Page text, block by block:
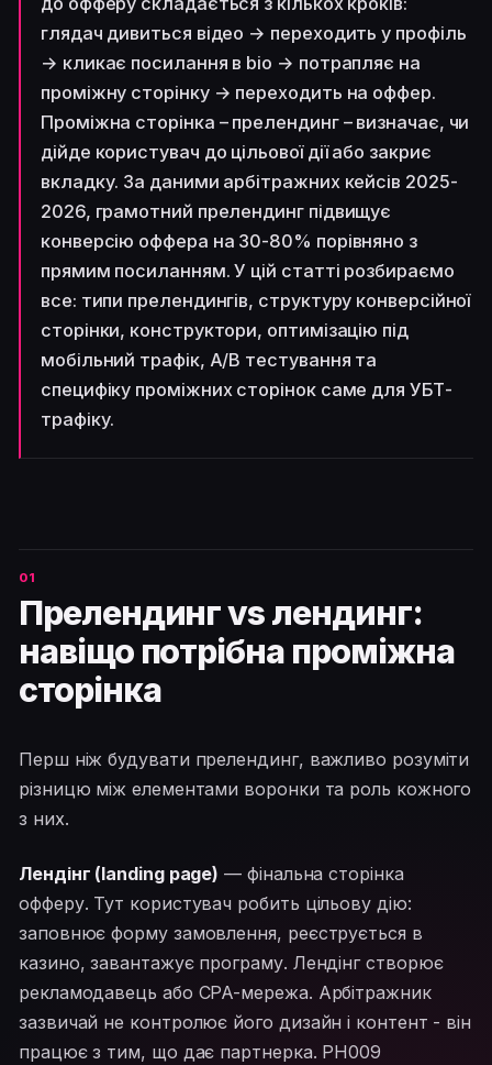
глядач дивиться відео → переходить у профіль
→ кликає посилання в bio → потрапляє на
проміжну сторінку → переходить на оффер.
Проміжна сторінка – прелендинг – визначає, чи
дійде користувач до цільової дії або закриє
вкладку. За даними арбітражних кейсів 2025-
2026, грамотний прелендинг підвищує
конверсію оффера на 30-80% порівняно з
прямим посиланням. У цій статті розбираємо
все: типи прелендингів, структуру конверсійної
сторінки, конструктори, оптимізацію під
мобільний трафік, A/B тестування та
специфіку проміжних сторінок саме для УБТ-
трафіку.
Прелендинг vs лендинг:
навіщо потрібна проміжна
сторінка
Перш ніж будувати прелендинг, важливо розуміти
різницю між елементами воронки та роль кожного
з них.
Лендінг (landing page) — фінальна сторінка
офферу. Тут користувач робить цільову дію:
заповнює форму замовлення, реєструється в
казино, завантажує програму. Лендінг створює
рекламодавець або CPA-мережа. Арбітражник
зазвичай не контролює його дизайн і контент - він
працює з тим, що дає партнерка. PH009